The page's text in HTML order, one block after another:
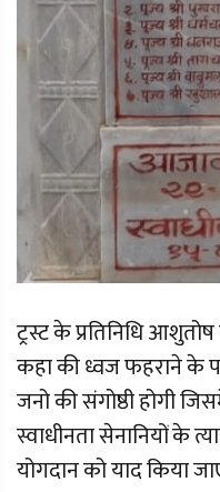
ट्रस्ट के प्रतिनिधि
कहा की ध्वज फहराने के
जनो की संगोष्ठी होगी
स्वाधीनता सेनानियों के
योगदान को याद किया